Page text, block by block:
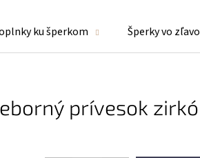
ku šperkom Šperky vo
prívesok